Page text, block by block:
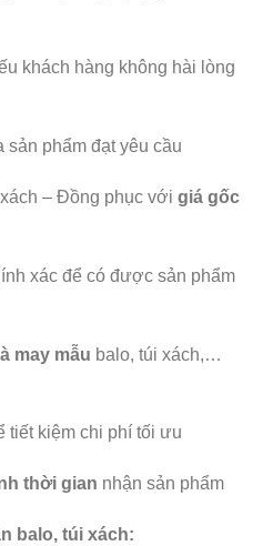
khách hàng không hài lòng
sản phẩm đạt yêu cầu
– Đồng phục với giá gốc
xác để có được sản phẩm
may mẫu balo, túi xách,…
tiết kiệm chi phí tối ưu
thời gian nhận sản phẩm
balo, túi xách: